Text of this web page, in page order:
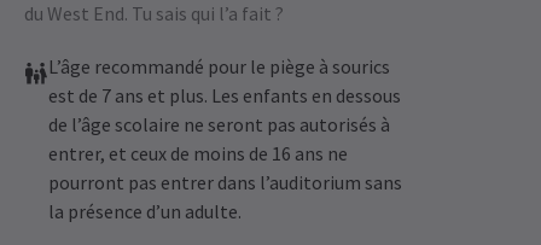
du West End. Tu sais qui l’a fait ?
L’âge recommandé pour le piège à sourics
est de 7 ans et plus. Les enfants en dessous
de l’âge scolaire ne seront pas autorisés à
entrer, et ceux de moins de 16 ans ne
pourront pas entrer dans l’auditorium sans
la présence d’un adulte.